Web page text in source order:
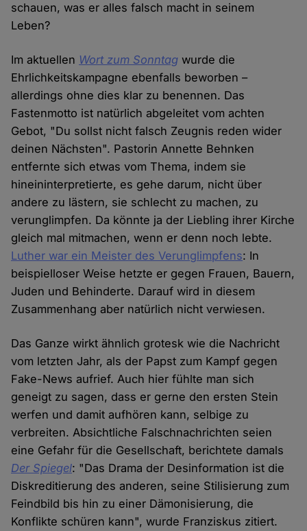
schauen, was er alles falsch macht in seinem
Leben?
Im aktuellen Wort zum Sonntag wurde die
Ehrlichkeitskampagne ebenfalls beworben –
allerdings ohne dies klar zu benennen. Das
Fastenmotto ist natürlich abgeleitet vom achten
Gebot, "Du sollst nicht falsch Zeugnis reden wider
deinen Nächsten". Pastorin Annette Behnken
entfernte sich etwas vom Thema, indem sie
hineininterpretierte, es gehe darum, nicht über
andere zu lästern, sie schlecht zu machen, zu
verunglimpfen. Da könnte ja der Liebling ihrer Kirche
gleich mal mitmachen, wenn er denn noch lebte.
Luther war ein Meister des Verunglimpfens: In
beispielloser Weise hetzte er gegen Frauen, Bauern,
Juden und Behinderte. Darauf wird in diesem
Zusammenhang aber natürlich nicht verwiesen.
Das Ganze wirkt ähnlich grotesk wie die Nachricht
vom letzten Jahr, als der Papst zum Kampf gegen
Fake-News aufrief. Auch hier fühlte man sich
geneigt zu sagen, dass er gerne den ersten Stein
werfen und damit aufhören kann, selbige zu
verbreiten. Absichtliche Falschnachrichten seien
eine Gefahr für die Gesellschaft, berichtete damals
Der Spiegel: "Das Drama der Desinformation ist die
Diskreditierung des anderen, seine Stilisierung zum
Feindbild bis hin zu einer Dämonisierung, die
Konflikte schüren kann", wurde Franziskus zitiert.